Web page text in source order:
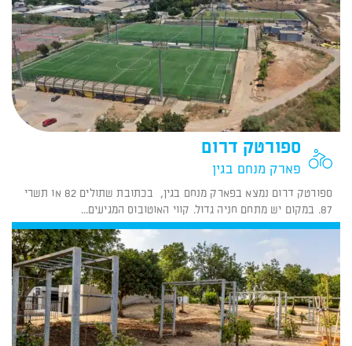
ספורטק דרום
פארק מנחם בגין
ספורטק דרום נמצא בפארק מנחם בגין, בכתובת שתולים 82 או תשרי
87. במקום יש מתחם חניה גדול. קווי האוטובוס המגיעים...